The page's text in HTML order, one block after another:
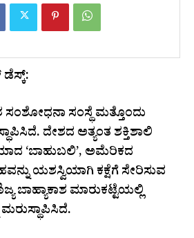
ಸಂಶೋಧನಾ ಸಂಸ್ಥೆ ಮತ್ತೊಂದು
ದೇಶದ ಅತ್ಯಂತ ಶಕ್ತಿಶಾಲಿ
‘ಬಾಹುಬಲಿ’, ಅಮೆರಿಕದ
ಯಶಸ್ವಿಯಾಗಿ ಕಕ್ಷೆಗೆ ಸೇರಿಸುವ
ಬಾಹ್ಯಾಕಾಶ ಮಾರುಕಟ್ಟೆಯಲ್ಲಿ
ಮರುಸ್ಥಾಪಿಸಿದೆ.